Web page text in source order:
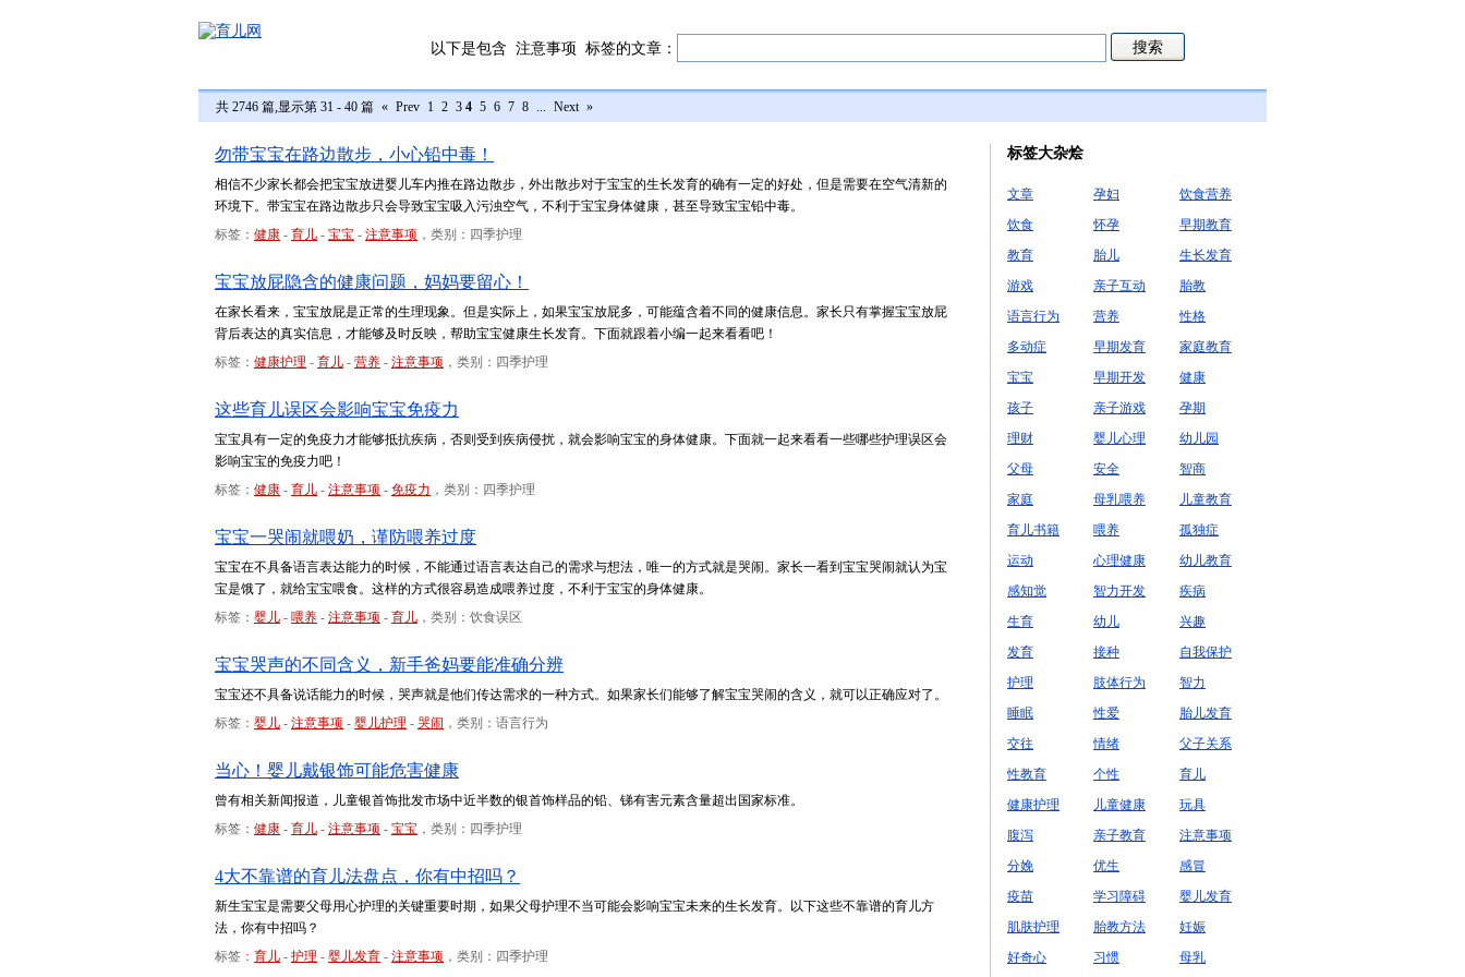
以下是包含 注意事项 标签的文章：
共 2746 篇,显示第 31 - 40 篇 « Prev 1 2 3 4 5 6 7 8 ... Next »
勿带宝宝在路边散步，小心铅中毒！
相信不少家长都会把宝宝放进婴儿车内推在路边散步，外出散步对于宝宝的生长发育的确有一定的好处，但是需要在空气清新的
环境下。带宝宝在路边散步只会导致宝宝吸入污浊空气，不利于宝宝身体健康，甚至导致宝宝铅中毒。
标签： 健康 - 育儿 - 宝宝 - 注意事项 ，类别：四季护理
宝宝放屁隐含的健康问题，妈妈要留心！
在家长看来，宝宝放屁是正常的生理现象。但是实际上，如果宝宝放屁多，可能蕴含着不同的健康信息。家长只有掌握宝宝放屁
背后表达的真实信息，才能够及时反映，帮助宝宝健康生长发育。下面就跟着小编一起来看看吧！
标签： 健康护理 - 育儿 - 营养 - 注意事项 ，类别：四季护理
这些育儿误区会影响宝宝免疫力
宝宝具有一定的免疫力才能够抵抗疾病，否则受到疾病侵扰，就会影响宝宝的身体健康。下面就一起来看看一些哪些护理误区会
影响宝宝的免疫力吧！
标签： 健康 - 育儿 - 注意事项 - 免疫力 ，类别：四季护理
宝宝一哭闹就喂奶，谨防喂养过度
宝宝在不具备语言表达能力的时候，不能通过语言表达自己的需求与想法，唯一的方式就是哭闹。家长一看到宝宝哭闹就认为宝
宝是饿了，就给宝宝喂食。这样的方式很容易造成喂养过度，不利于宝宝的身体健康。
标签： 婴儿 - 喂养 - 注意事项 - 育儿 ，类别：饮食误区
宝宝哭声的不同含义，新手爸妈要能准确分辨
宝宝还不具备说话能力的时候，哭声就是他们传达需求的一种方式。如果家长们能够了解宝宝哭闹的含义，就可以正确应对了。
标签： 婴儿 - 注意事项 - 婴儿护理 - 哭闹 ，类别：语言行为
当心！婴儿戴银饰可能危害健康
曾有相关新闻报道，儿童银首饰批发市场中近半数的银首饰样品的铅、锑有害元素含量超出国家标准。
标签： 健康 - 育儿 - 注意事项 - 宝宝 ，类别：四季护理
4大不靠谱的育儿法盘点，你有中招吗？
新生宝宝是需要父母用心护理的关键重要时期，如果父母护理不当可能会影响宝宝未来的生长发育。以下这些不靠谱的育儿方
法，你有中招吗？
标签： 育儿 - 护理 - 婴儿发育 - 注意事项 ，类别：四季护理
标签大杂烩
文章 孕妇
饮食营养
饮食
怀孕
早期教育
教育
胎儿
生长发育
游戏
亲子互动
胎教
语言行为
营养
性格
多动症
早期发育
家庭教育
宝宝
早期开发
健康
孩子
亲子游戏
孕期
理财
婴儿心理
幼儿园
父母
安全
智商
家庭
母乳喂养
儿童教育
育儿书籍
喂养
孤独症
运动
心理健康
幼儿教育
感知觉
智力开发
疾病
生育
幼儿
兴趣
发育
接种
自我保护
护理
肢体行为
智力
睡眠
性爱
胎儿发育
交往
情绪
父子关系
性教育
个性
育儿
健康护理
儿童健康
玩具
腹泻
亲子教育
注意事项
分娩
优生
感冒
疫苗
学习障碍
婴儿发育
肌肤护理
胎教方法
妊娠
好奇心
习惯
母乳